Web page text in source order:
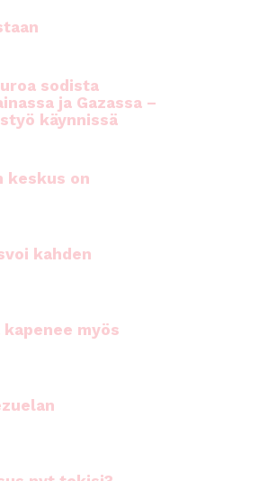
sodista
ja Gazassa –
käynnissä
keskus on
kahden
myös